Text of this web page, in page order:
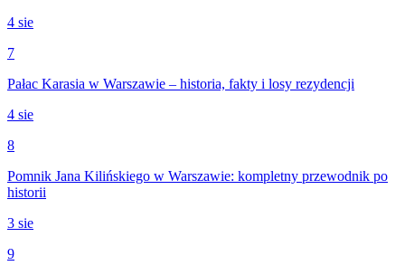
4 sie
7
Pałac Karasia w Warszawie – historia, fakty i losy rezydencji
4 sie
8
Pomnik Jana Kilińskiego w Warszawie: kompletny przewodnik po
historii
3 sie
9